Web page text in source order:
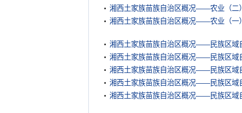
湘西土家族苗族自治区概况——农业（二）
湘西土家族苗族自治区概况——农业（一）
湘西土家族苗族自治区概况——民族区域
湘西土家族苗族自治区概况——民族区域
湘西土家族苗族自治区概况——民族区域
湘西土家族苗族自治区概况——民族区域
湘西土家族苗族自治区概况——民族区域